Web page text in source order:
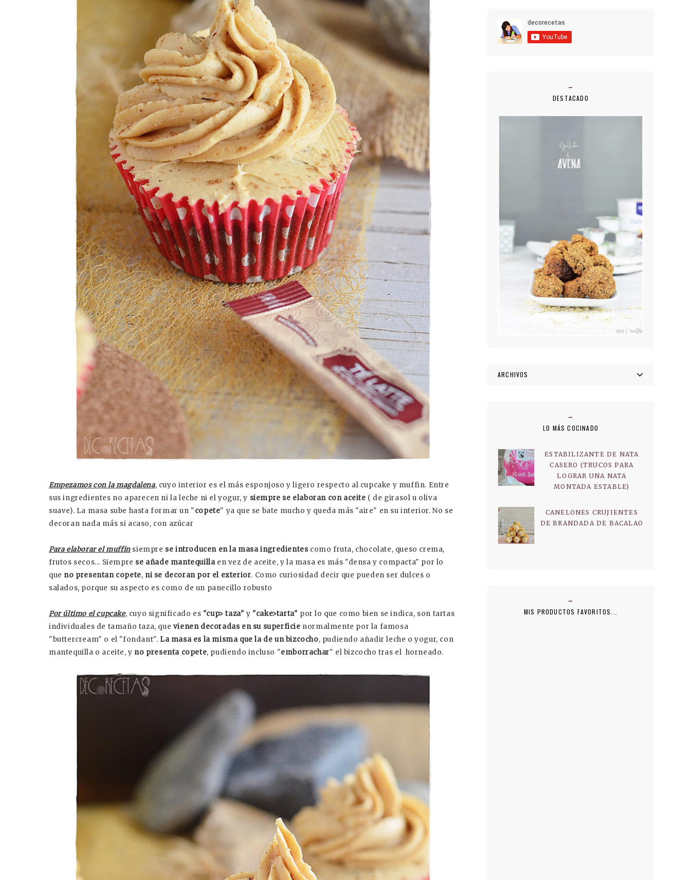
Empezamos con la magdalena, cuyo interior es el más esponjoso y ligero respecto al cupcake y muffin. Entre
sus ingredientes no aparecen ni la leche ni el yogur, y siempre se elaboran con aceite ( de girasol u oliva
suave). La masa sube hasta formar un "copete" ya que se bate mucho y queda más "aire" en su interior. No se
decoran nada más si acaso, con azúcar
Para elaborar el muffinsiempre se introducen en la masa ingredientes como fruta, chocolate, queso crema,
frutos secos... Siempre se añade mantequillaen vez de aceite, y la masa es más "densa y compacta" por lo
que no presentan copete, ni se decoran por el exterior. Como curiosidad decir que pueden ser dulces o
salados, porque su aspecto es como de un panecillo robusto
Por último el cupcake, cuyo significado es "cup> taza" y "cake>tarta" por lo que como bien se indica, son tartas
individuales de tamaño taza, que vienen decoradas en su superficie normalmente por la famosa
"buttercream" o el "fondant". La masa es la misma que la de un bizcocho, pudiendo añadir leche o yogur, con
mantequilla o aceite, y no presenta copete, pudiendo incluso "emborrachar" el bizcocho tras el horneado.
DESTACADO
ARCHIVOS
LO MÁS COCINADO
ESTABILIZANTE DE NATA
CASERO (TRUCOS PARA
LOGRAR UNA NATA
MONTADA ESTABLE)
CANELONES CRUJIENTES
DE BRANDADA DE BACALAO
MIS PRODUCTOS FAVORITOS...